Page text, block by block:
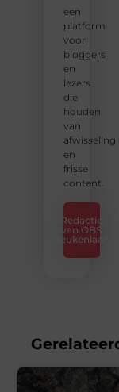
een
platform
voor
bloggers
en
lezers
die
houden
van
afwisseling
en
frisse
content.
Redactie
van OBS
Beukenlaan